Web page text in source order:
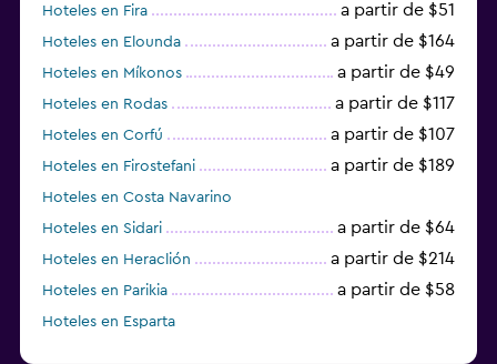
Hoteles en Fira a partir de $51
Hoteles en Elounda a partir de $164
Hoteles en Míkonos a partir de $49
Hoteles en Rodas a partir de $117
Hoteles en Corfú a partir de $107
Hoteles en Firostefani a partir de $189
Hoteles en Costa Navarino
Hoteles en Sidari
a partir de $64
Hoteles en Heraclión a partir de $214
Hoteles en Parikia a partir de $58
Hoteles en Esparta